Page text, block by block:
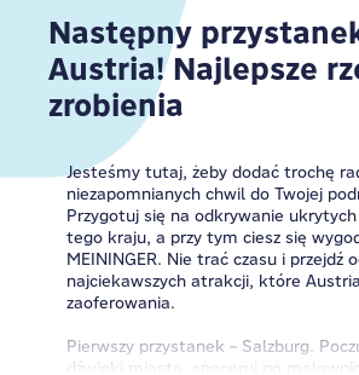
Następny
Austria! Najlepsze
zrobienia
Jesteśmy tutaj, żeby dodać trochę
niezapomnianych chwil do Twojej
Przygotuj się na odkrywanie
tego kraju, a przy tym ciesz się
MEININGER. Nie trać czasu i przejdź
najciekawszych atrakcji, które
zaoferowania.
Pierwszy przystanek – Salzburg.
dźwięki miasta, spaceruj po